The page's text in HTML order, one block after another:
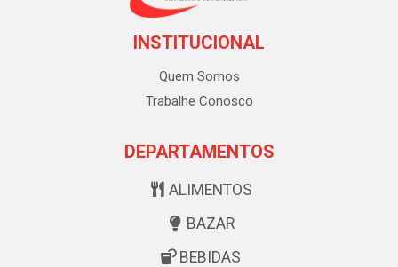
INSTITUCIONAL
Quem Somos
Trabalhe Conosco
DEPARTAMENTOS
ALIMENTOS
BAZAR
BEBIDAS